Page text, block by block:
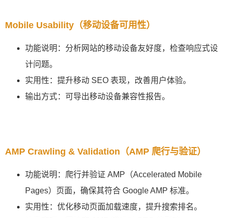
Mobile Usability（移动设备可用性）
功能说明：分析网站的移动设备友好度，检查响应式设
计问题。
实用性：提升移动 SEO 表现，改善用户体验。
输出方式：可导出移动设备兼容性报告。
AMP Crawling & Validation（AMP 爬行与验证）
功能说明：爬行并验证 AMP（Accelerated Mobile
Pages）页面，确保其符合 Google AMP 标准。
实用性：优化移动页面加载速度，提升搜索排名。